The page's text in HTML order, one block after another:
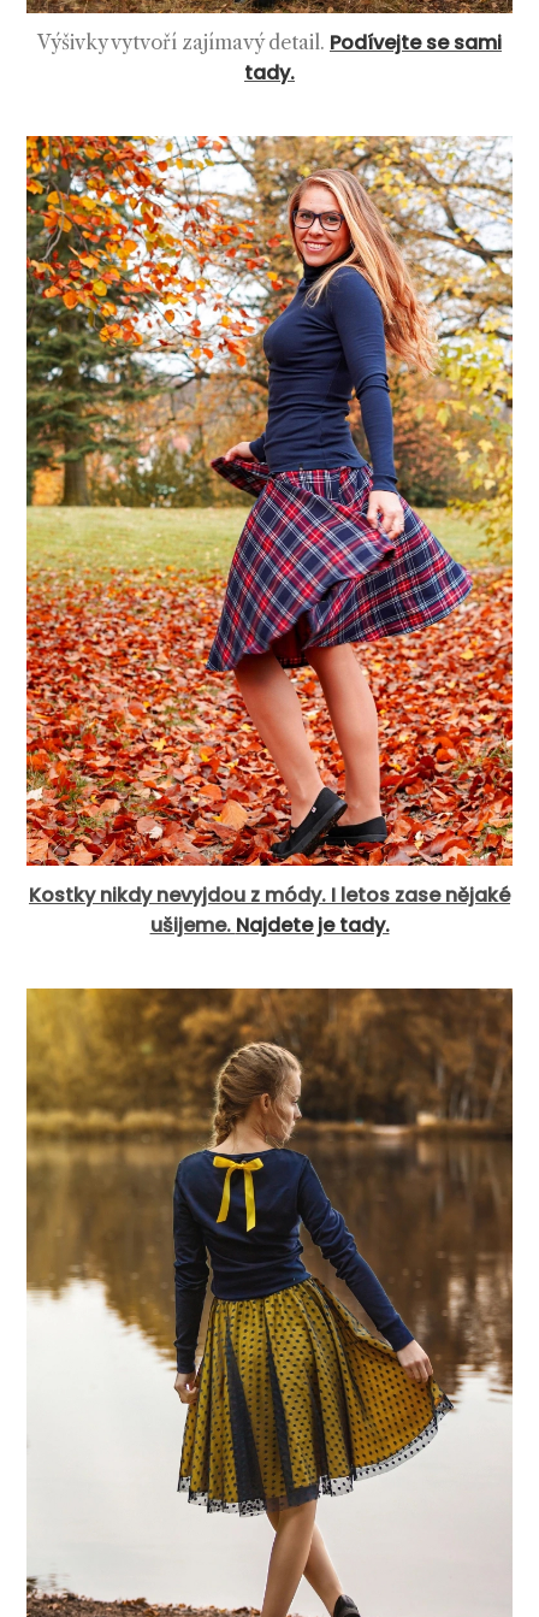
Výšivky vytvoří zajímavý detail. Podívejte se sami
tady.
Kostky nikdy nevyjdou z módy. I letos zase nějaké
ušijeme. Najdete je tady.